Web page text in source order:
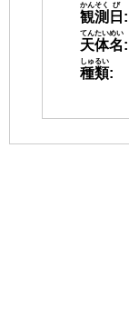
観測
かんそく
日
び
:
天体名
てんたいめい
:
種類
しゅるい
: